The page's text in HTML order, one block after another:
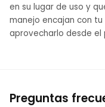
en su lugar de uso y
manejo encajan con tu
aprovecharlo desde el
Preguntas